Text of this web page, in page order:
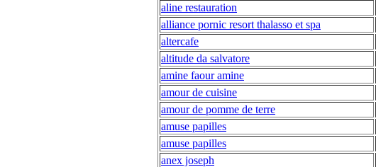
aline restauration
alliance pornic resort thalasso et spa
altercafe
altitude da salvatore
amine faour amine
amour de cuisine
amour de pomme de terre
amuse papilles
amuse papilles
anex joseph